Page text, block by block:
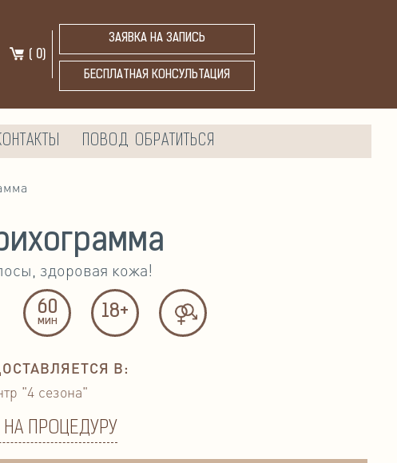
0)
ЗАЯВКА НА ЗАПИСЬ
БЕСПЛАТНАЯ КОНСУЛЬТАЦИЯ
ПОВОД ОБРАТИТЬСЯ
здоровая кожа!
60
мин 18+
В:
"4 сезона"
ПРОЦЕДУРУ